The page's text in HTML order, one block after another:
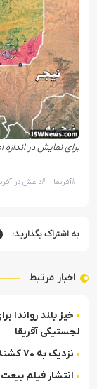
برای نمایش در
#آفریقا #داعش در
به اشتراک بگذارید:
اخبار مرتبط
خیز بلند
لجستیکی آفریقا
نزدیک به ۷۰ کشته در حملات عناصر داعش به شرق کنگو
انتشار فیلم